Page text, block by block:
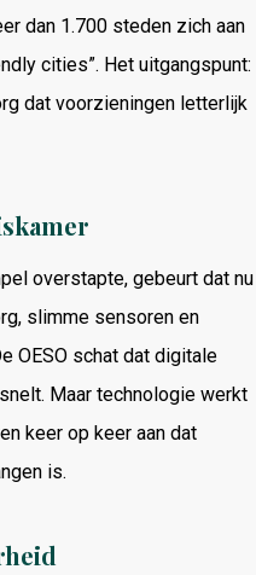
dan 1.700 steden zich aan
cities”. Het uitgangspunt:
dat voorzieningen letterlijk
overstapte, gebeurt dat nu
slimme sensoren en
OESO schat dat digitale
Maar technologie werkt
keer op keer aan dat
is.